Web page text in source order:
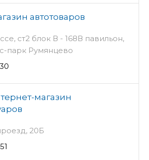
автотоваров
ст2 блок В - 168В павильон,
парк Румянцево
магазин
20Б